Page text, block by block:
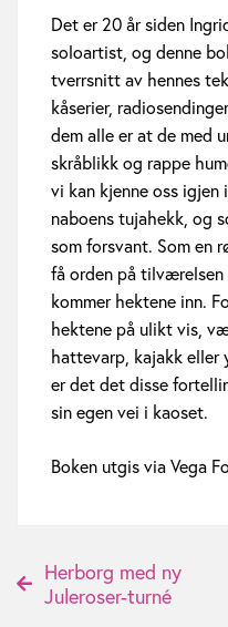
n
y
b
o
k
!
Det er 20 år siden
soloartist, og denne
tverrsnitt av hennes
kåserier,
dem alle er at de med
skråblikk og rappe
vi kan kjenne oss
naboens tujahekk, og
som forsvant. Som en
få orden på tilværelsen
kommer hektene inn.
hektene på ulikt vis,
hattevarp, kajakk eller
er det det disse
sin egen vei i kaoset.
Boken utgis via Vega
P Herborg med ny
Juleroser-turné